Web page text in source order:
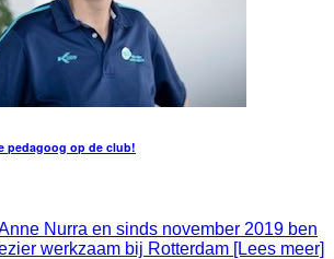
pedagoog op de club!
Nurra en sinds november 2019 ben
werkzaam bij Rotterdam [Lees meer]